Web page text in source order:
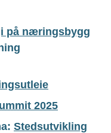
på næringsbygg
2025
Stedsutvikling